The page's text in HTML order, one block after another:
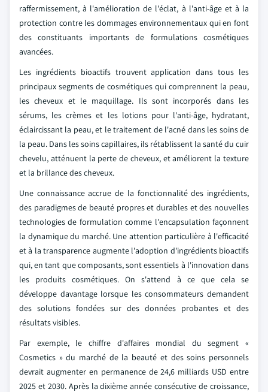
raffermissement, à l'amélioration de l'éclat, à l'anti-âge et à la
protection contre les dommages environnementaux qui en font
des constituants importants de formulations cosmétiques
avancées.
Les ingrédients bioactifs trouvent application dans tous les
principaux segments de cosmétiques qui comprennent la peau,
les cheveux et le maquillage. Ils sont incorporés dans les
sérums, les crèmes et les lotions pour l'anti-âge, hydratant,
éclaircissant la peau, et le traitement de l'acné dans les soins de
la peau. Dans les soins capillaires, ils rétablissent la santé du cuir
chevelu, atténuent la perte de cheveux, et améliorent la texture
et la brillance des cheveux.
Une connaissance accrue de la fonctionnalité des ingrédients,
des paradigmes de beauté propres et durables et des nouvelles
technologies de formulation comme l'encapsulation façonnent
la dynamique du marché. Une attention particulière à l'efficacité
et à la transparence augmente l'adoption d'ingrédients bioactifs
qui, en tant que composants, sont essentiels à l'innovation dans
les produits cosmétiques. On s'attend à ce que cela se
développe davantage lorsque les consommateurs demandent
des solutions fondées sur des données probantes et des
résultats visibles.
Par exemple, le chiffre d'affaires mondial du segment «
Cosmetics » du marché de la beauté et des soins personnels
devrait augmenter en permanence de 24,6 milliards USD entre
2025 et 2030. Après la dixième année consécutive de croissance,